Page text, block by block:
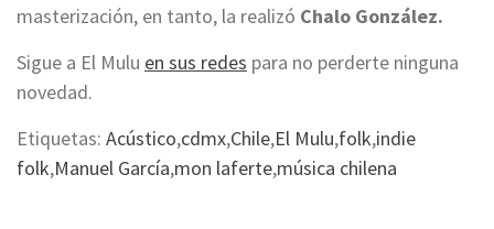
masterización, en tanto, la realizó Chalo González.
Sigue a El Mulu en sus redes para no perderte ninguna
novedad.
Etiquetas: Acústico,cdmx,Chile,El Mulu,folk,indie
folk,Manuel García,mon laferte,música chilena